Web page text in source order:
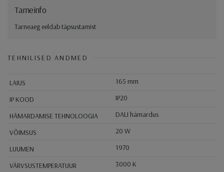
Tarneinfo
Tarneaeg eeldab täpsustamist
TEHNILISED ANDMED
LAIUS
165 mm
IP KOOD
IP20
HÄMARDAMISE TEHNOLOOGIA
DALI hämardus
VÕIMSUS
20 W
LUUMEN
1970
VÄRVSUSTEMPERATUUR
3000 K